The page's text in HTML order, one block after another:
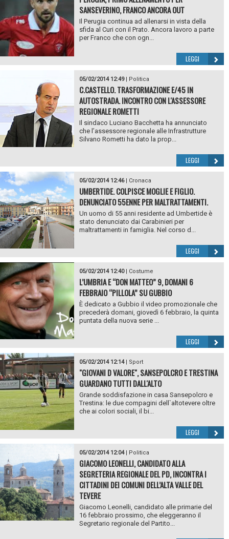
SANSEVERINO, FRANCO ANCORA OUT
Il Perugia continua ad allenarsi in vista della
sfida al Curi con il Prato. Ancora lavoro a parte
per Franco che con ogn...
LEGGI
05/02/2014 12:49| Politica
C.CASTELLO. TRASFORMAZIONE E/45 IN
AUTOSTRADA. INCONTRO CON L'ASSESSORE
REGIONALE ROMETTI
Il sindaco Luciano Bacchetta ha annunciato
che l’assessore regionale alle Infrastrutture
Silvano Rometti ha dato la prop...
LEGGI
05/02/2014 12:46| Cronaca
UMBERTIDE. COLPISCE MOGLIE E FIGLIO.
DENUNCIATO 55ENNE PER MALTRATTAMENTI.
Un uomo di 55 anni residente ad Umbertide è
stato denunciato dai Carabinieri per
maltrattamenti in famiglia. Nel corso d...
LEGGI
05/02/2014 12:40| Costume
L’UMBRIA E “DON MATTEO” 9, DOMANI 6
FEBBRAIO “PILLOLA” SU GUBBIO
È dedicato a Gubbio il video promozionale che
precederà domani, giovedì 6 febbraio, la quinta
puntata della nuova serie ...
LEGGI
05/02/2014 12:14| Sport
"GIOVANI D VALORE", SANSEPOLCRO E TRESTINA
GUARDANO TUTTI DALL'ALTO
Grande soddisfazione in casa Sansepolcro e
Trestina: le due compagini dell`altotevere oltre
che ai colori sociali, il bi...
LEGGI
05/02/2014 12:04| Politica
GIACOMO LEONELLI, CANDIDATO ALLA
SEGRETERIA REGIONALE DEL PD, INCONTRA I
CITTADINI DEI COMUNI DELL’ALTA VALLE DEL
TEVERE
Giacomo Leonelli, candidato alle primarie del
16 febbraio prossimo, che eleggeranno il
Segretario regionale del Partito...